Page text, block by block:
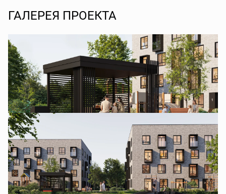
ГАЛЕРЕЯ ПРОЕКТА